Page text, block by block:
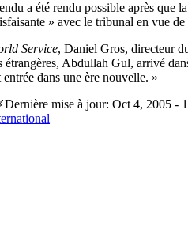
a été rendu possible après
» avec le tribunal en vue
Service, Daniel Gros, directeur
étrangères, Abdullah Gul, arrivé
dans une ère nouvelle. »
Dernière mise à jour: Oct 4, 2005 -